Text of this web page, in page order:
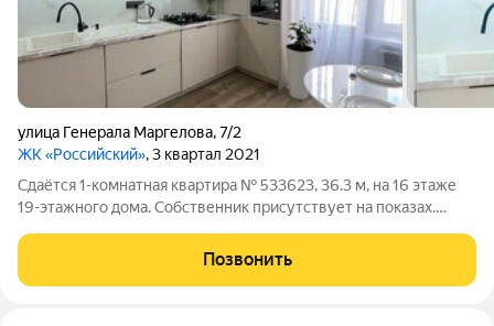
улица Генерала Маргелова,7/2
ЖК «Российский», 3 квартал 2021
Сдаётся 1-комнатная квартира № 533623, 36.3 м, на 16 этаже
19-этажного дома. Собственник присутствует на показах.
оплачиваются отдельно. По условиям проживания: можно с
детьми, можно с питомцами.
Позвонить